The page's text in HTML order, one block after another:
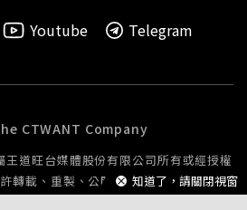
是真凶仍逍遙法外？案情成了懸而
知道了，請關閉視窗
Youtube Telegram
CTWANT Company
王道旺台媒體股份有限公司所有或經授權
轉載、重製、公開播送或公開傳輸。